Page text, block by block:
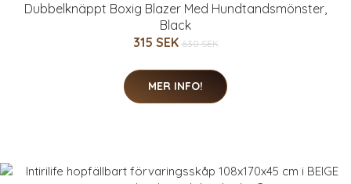
Dubbelknäppt Boxig Blazer Med Hundtandsmönster,
Black
315 SEK 630 SEK
MER INFO!